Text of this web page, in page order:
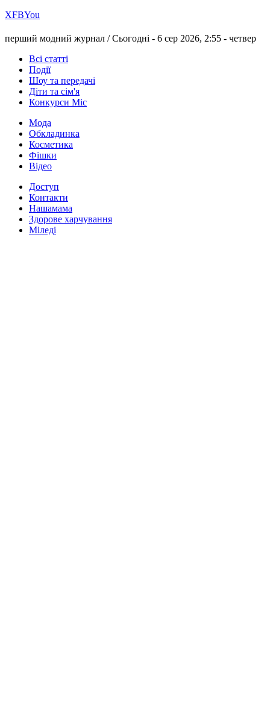
ХFBYou
перший модний журнал /Сьогодні - 6 сер 2026, 2:55 - четвер
Всі статті
Події
Шоу та передачі
Діти та сім'я
Конкурси Міс
Мода
Обкладинка
Косметика
Фішки
Відео
Доступ
Контакти
Нашамама
Здорове харчування
Міледі